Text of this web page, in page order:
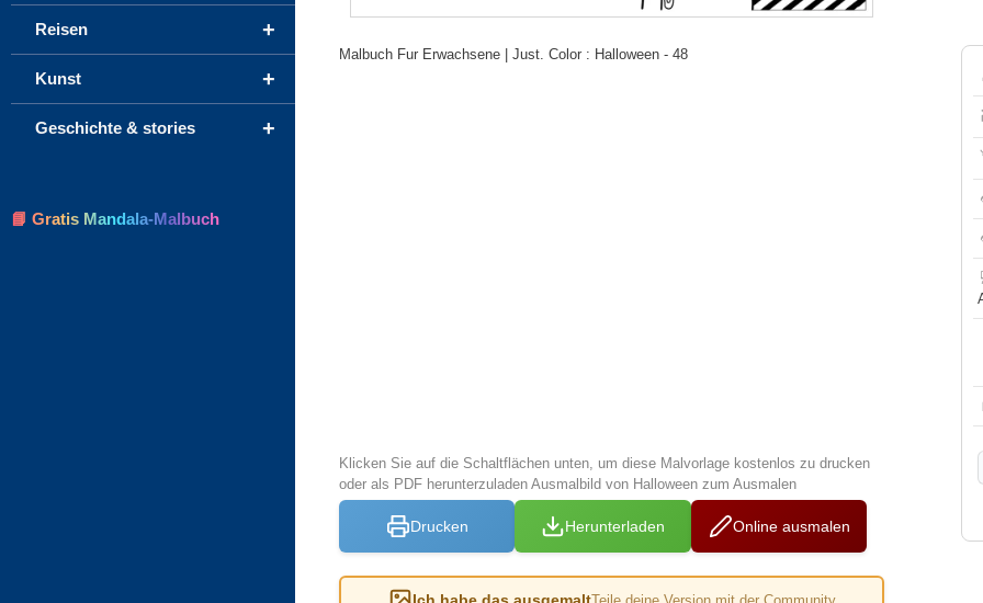
Malbuch Fur Erwachsene | Just. Color : Halloween - 48
Klicken Sie auf die Schaltflächen unten, um diese Malvorlage kostenlos zu drucken
oder als PDF herunterzuladen Ausmalbild von Halloween zum Ausmalen
Drucken Herunterladen Online ausmalen
+
Reisen
+
Kunst
+
Geschichte & stories
📘 Gratis Mandala-Malbuch